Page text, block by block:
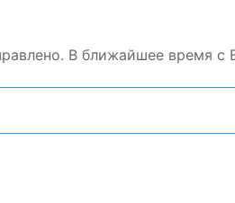
В ближайшее время с